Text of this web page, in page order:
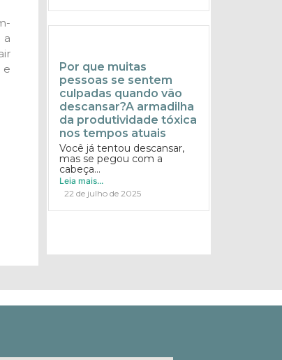
a
e
Por que muitas
pessoas se sentem
culpadas quando vão
descansar?A armadilha
da produtividade tóxica
nos tempos atuais
Você já tentou descansar,
mas se pegou com a
cabeça...
Leia mais...
22 de julho de 2025